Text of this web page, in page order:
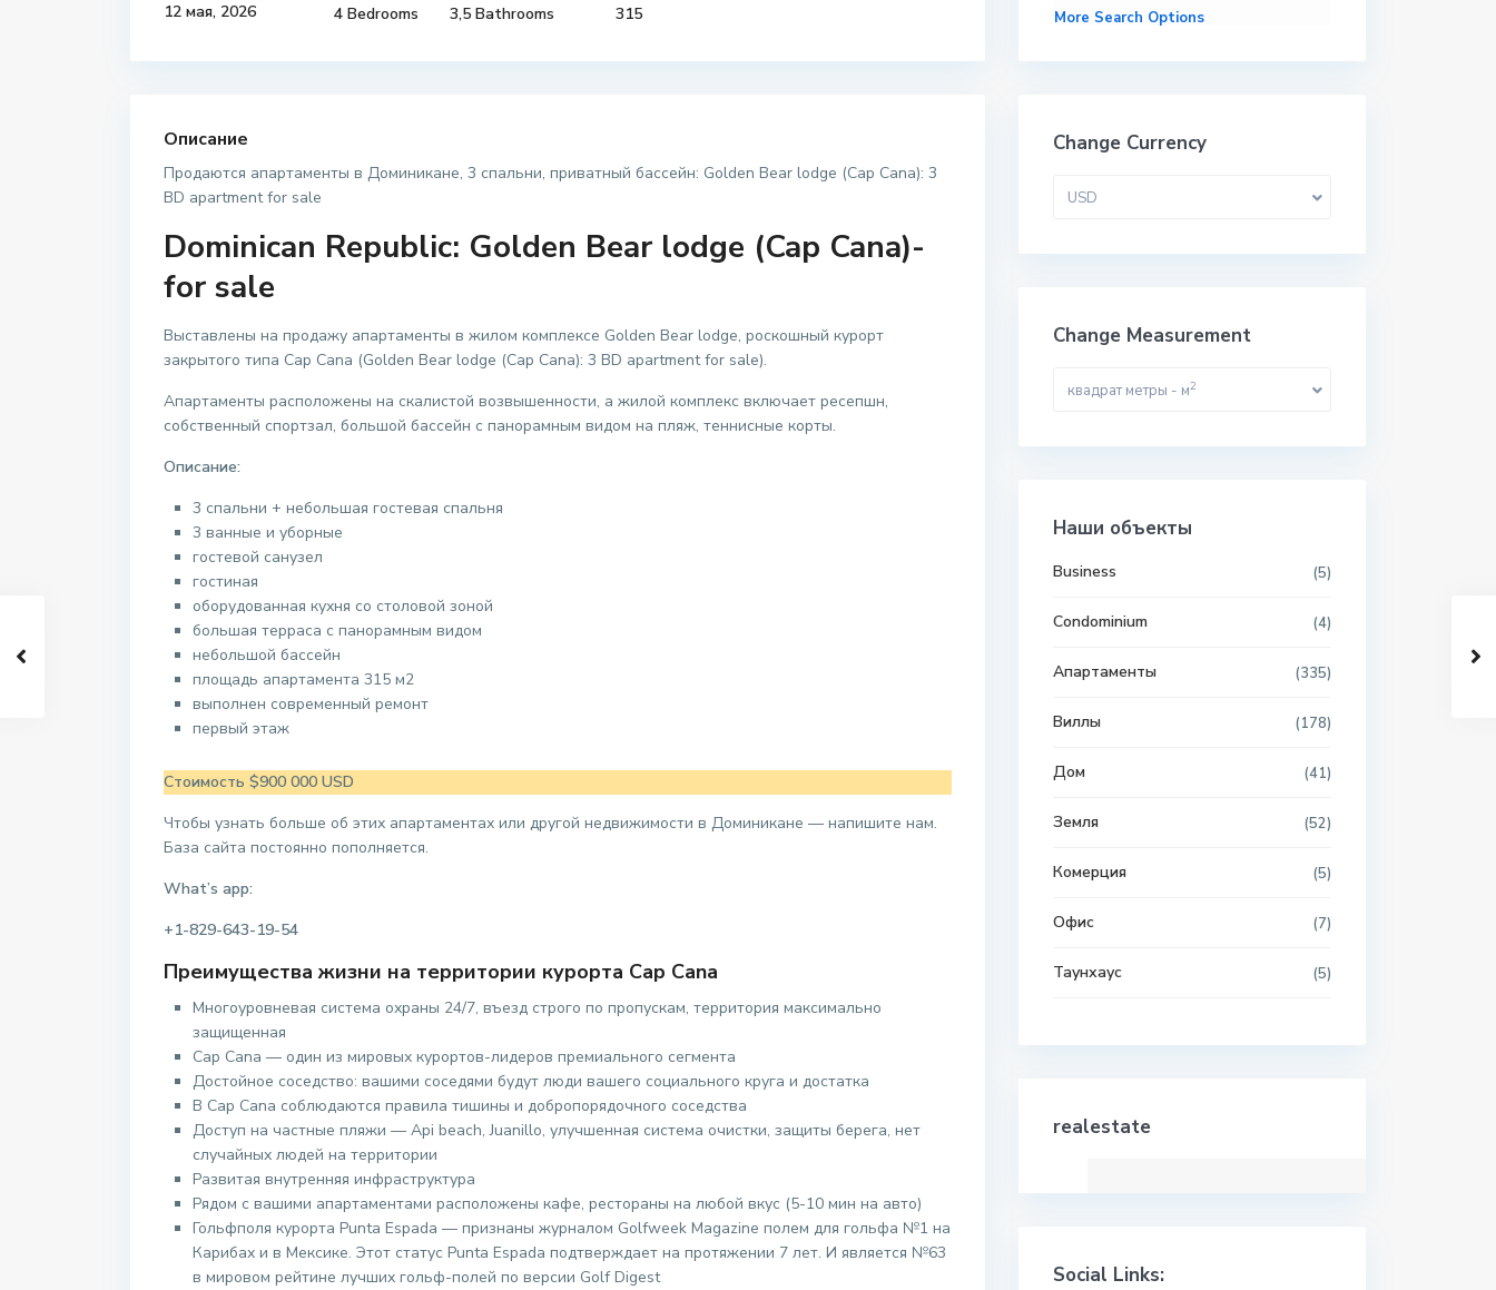
12 мая, 2026
4 Bedrooms 3,5 Bathrooms 315
Описание
Продаются апартаменты в Доминикане, 3 спальни, приватный бассейн: Golden Bear lodge (Cap Cana): 3
BD apartment for sale
Dominican Republic: Golden Bear lodge (Cap Cana)-
for sale
Выставлены на продажу апартаменты в жилом комплексе Golden Bear lodge, роскошный курорт
закрытого типа Cap Cana (Golden Bear lodge (Cap Cana): 3 BD apartment for sale).
Апартаменты расположены на скалистой возвышенности, а жилой комплекс включает ресепшн,
собственный спортзал, большой бассейн с панорамным видом на пляж, теннисные корты.
Описание:
3 спальни + небольшая гостевая спальня
3 ванные и уборные
гостевой санузел
гостиная
оборудованная кухня со столовой зоной
большая терраса с панорамным видом
небольшой бассейн
площадь апартамента 315 м2
выполнен современный ремонт
первый этаж
Стоимость $900 000 USD
Чтобы узнать больше об этих апартаментах или другой недвижимости в Доминикане — напишите нам.
База сайта постоянно пополняется.
What’s app:
+1-829-643-19-54
Преимущества жизни на территории курорта Cap Cana
Многоуровневая система охраны 24/7, въезд строго по пропускам, территория максимально
защищенная
Сap Cana — один из мировых курортов-лидеров премиального сегмента
Достойное соседство: вашими соседями будут люди вашего социального круга и достатка
В Cap Cana соблюдаются правила тишины и добропорядочного соседства
Доступ на частные пляжи — Api beach, Juanillo, улучшенная система очистки, защиты берега, нет
случайных людей на территории
Развитая внутренняя инфраструктура
Рядом с вашими апартаментами расположены кафе, рестораны на любой вкус (5-10 мин на авто)
Гольфполя курорта Punta Espada — признаны журналом Golfweek Magazine полем для гольфа №1 на
Карибах и в Мексике. Этот статус Punta Espada подтверждает на протяжении 7 лет. И является №63
в мировом рейтине лучших гольф-полей по версии Golf Digest
More Search Options
Change Currency
USD
Change Measurement
квадрат метры - м2
Наши объекты
Business (5)
Condominium (4)
Апартаменты (335)
Виллы (178)
Дом (41)
Земля (52)
Комерция (5)
Офис (7)
Таунхаус (5)
realestate
Social Links: